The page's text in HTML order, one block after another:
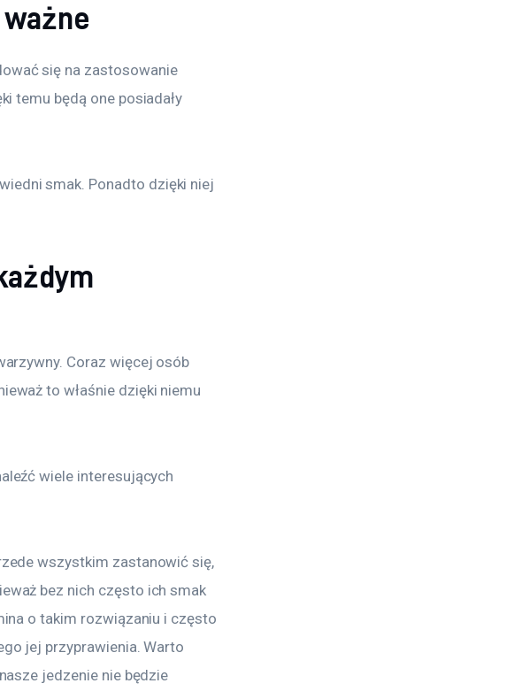
się na zastosowanie
temu będą one posiadały
smak. Ponadto dzięki niej
Coraz więcej osób
to właśnie dzięki niemu
wiele interesujących
wszystkim zastanowić się,
bez nich często ich smak
o takim rozwiązaniu i często
jej przyprawienia. Warto
jedzenie nie będzie